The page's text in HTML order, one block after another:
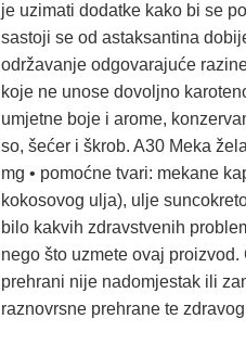
je uzimati dodatke kako bi se
sastoji se od astaksantina
održavanje odgovarajuće
koje ne unose dovoljno
umjetne boje i arome,
so, šećer i škrob. A30 Meka
mg • pomoćne tvari: mekane
kokosovog ulja), ulje
bilo kakvih zdravstvenih
nego što uzmete ovaj
prehrani nije nadomjestak ili
raznovrsne prehrane te